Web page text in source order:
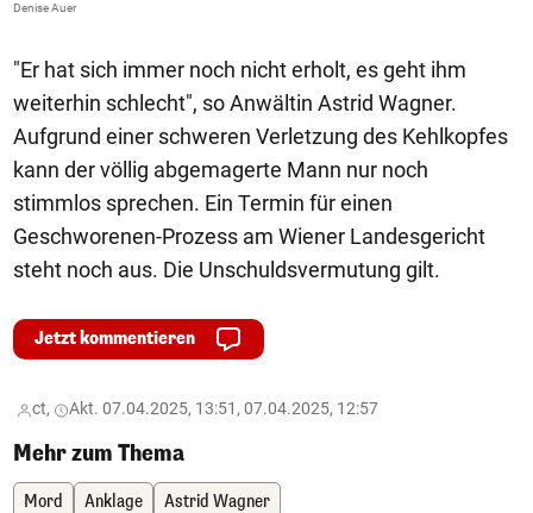
Denise Auer
"Er hat sich immer noch nicht erholt, es geht ihm
weiterhin schlecht", so Anwältin Astrid Wagner.
Aufgrund einer schweren Verletzung des Kehlkopfes
kann der völlig abgemagerte Mann nur noch
stimmlos sprechen. Ein Termin für einen
Geschworenen-Prozess am Wiener Landesgericht
steht noch aus. Die Unschuldsvermutung gilt.
Jetzt kommentieren
ct, Akt. 07.04.2025, 13:51, 07.04.2025, 12:57
Mehr zum Thema
Mord Anklage Astrid Wagner